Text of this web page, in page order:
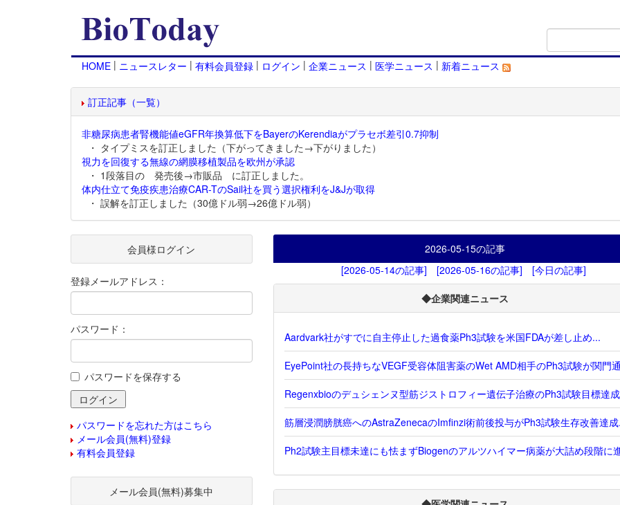
HOME | ニュースレター | 有料会員登録 | ログイン | 企業ニュース | 医学ニュース | 新着ニュース
訂正記事（一覧）
非糖尿病患者腎機能値eGFR年換算低下をBayerのKerendiaがプラセボ差引0.7抑制
・ タイプミスを訂正しました（下がってきました→下がりました）
視力を回復する無線の網膜移植製品を欧州が承認
・ 1段落目の 発売後→市販品 に訂正しました。
体内仕立て免疫疾患治療CAR-TのSail社を買う選択権利をJ&Jが取得
・ 誤解を訂正しました（30億ドル弱→26億ドル弱）
2026-05-15の記事
[2026-05-14の記事]
[2026-05-16の記事] [今日の記事]
◆企業関連ニュース
Aardvark社がすでに自主停止した過食薬Ph3試験を米国FDAが差し止め...
EyePoint社の長持ちなVEGF受容体阻害薬のWet AMD相手のPh3試験が関門
Regenxbioのデュシェンヌ型筋ジストロフィー遺伝子治療のPh3試験目標達
筋層浸潤膀胱癌へのAstraZenecaのImfinzi術前後投与がPh3試験生存改善達
Ph2試験主目標未達にも怯まずBiogenのアルツハイマー病薬が大詰め段階に
会員様ログイン
登録メールアドレス：
パスワード：
パスワードを保存する
パスワードを忘れた方はこちら
メール会員(無料)登録
有料会員登録
メール会員(無料)募集中